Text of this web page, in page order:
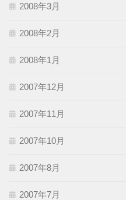
2008年3月
2008年2月
2008年1月
2007年12月
2007年11月
2007年10月
2007年8月
2007年7月